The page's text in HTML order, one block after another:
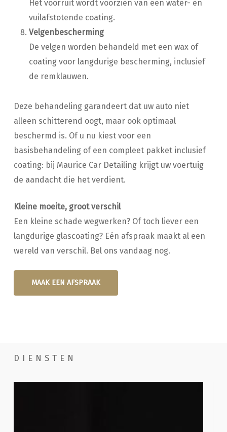
Het voorruit wordt voorzien van een water- en
vuilafstotende coating.
Velgenbescherming
De velgen worden behandeld met een wax of
coating voor langdurige bescherming, inclusief
de remklauwen.
Deze behandeling garandeert dat uw auto niet
alleen schitterend oogt, maar ook optimaal
beschermd is. Of u nu kiest voor een
basisbehandeling of een compleet pakket inclusief
coating: bij Maurice Car Detailing krijgt uw voertuig
de aandacht die het verdient.
Kleine moeite, groot verschil
Een kleine schade wegwerken? Of toch liever een
langdurige glascoating? Eén afspraak maakt al een
wereld van verschil. Bel ons vandaag nog.
MAAK EEN AFSPRAAK
DIENSTEN